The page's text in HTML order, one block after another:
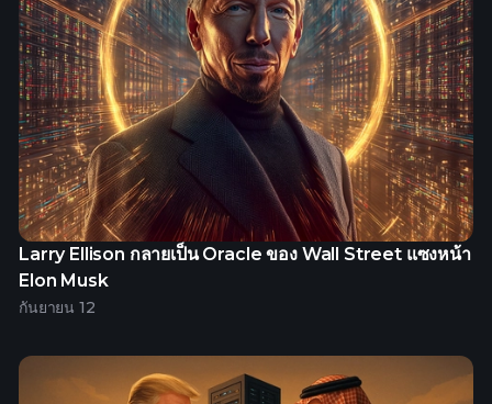
Larry Ellison กลายเป็น Oracle ของ Wall Street แซงหน้า
Elon Musk
กันยายน 12